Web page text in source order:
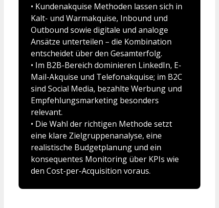
• Kundenakquise Methoden lassen sich in
Kalt- und Warmakquise, Inbound und
Outbound sowie digitale und analoge
Ansätze unterteilen – die Kombination
entscheidet über den Gesamterfolg.
• Im B2B-Bereich dominieren LinkedIn, E-
Mail-Akquise und Telefonakquise; im B2C
sind Social Media, bezahlte Werbung und
Empfehlungsmarketing besonders
relevant.
• Die Wahl der richtigen Methode setzt
eine klare Zielgruppenanalyse, eine
realistische Budgetplanung und ein
konsequentes Monitoring über KPIs wie
den Cost-per-Acquisition voraus.